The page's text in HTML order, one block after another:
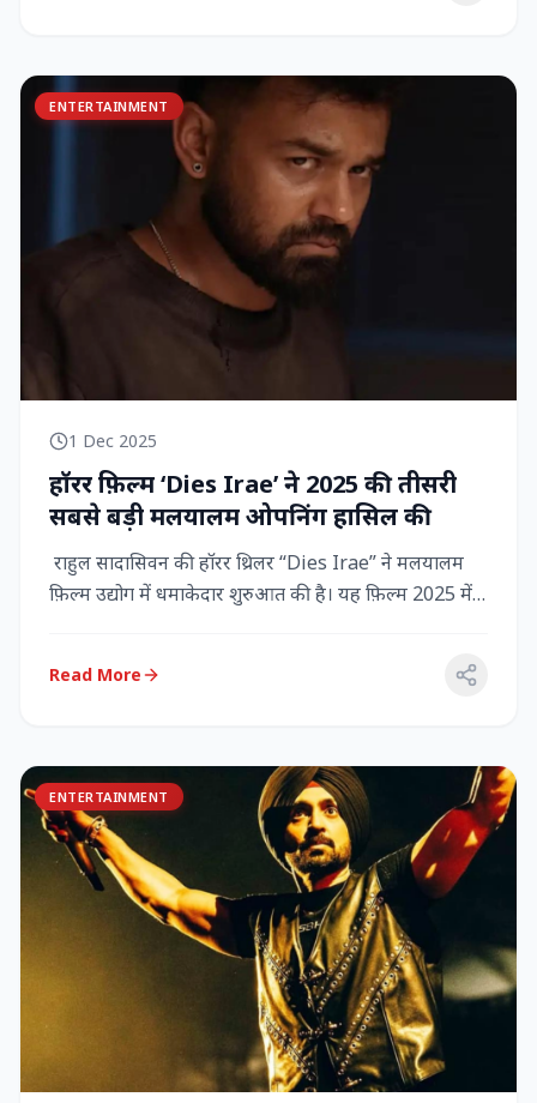
ENTERTAINMENT
1 Dec 2025
हॉरर फ़िल्म ‘Dies Irae’ ने 2025 की तीसरी
सबसे बड़ी मलयालम ओपनिंग हासिल की
राहुल सादासिवन की हॉरर थ्रिलर “Dies Irae” ने मलयालम
फ़िल्म उद्योग में धमाकेदार शुरुआत की है। यह फ़िल्म 2025 में
Read More
ENTERTAINMENT